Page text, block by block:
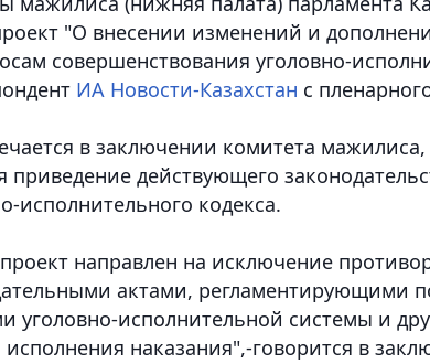
"О внесении изменений и
совершенствования уголовно-
ИА Новости-Казахстан с
в заключении комитета
приведение действующего
исполнительного кодекса.
направлен на исключение
актами, регламентирующими
уголовно-исполнительной системы и
исполнения наказания",-говорится в